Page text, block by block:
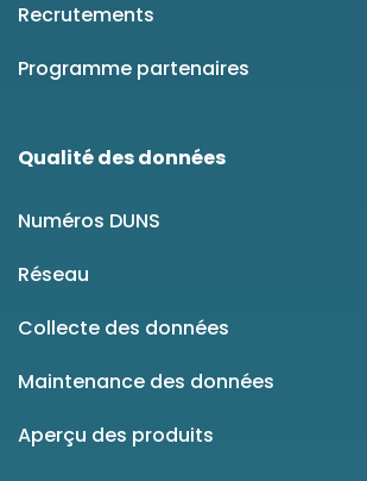
Recrutements
Programme partenaires
Qualité des données
Numéros DUNS
Réseau
Collecte des données
Maintenance des données
Aperçu des produits